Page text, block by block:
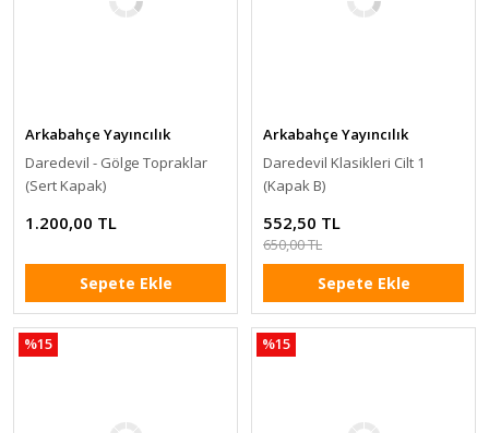
Arkabahçe Yayıncılık
Daredevil - Gölge Topraklar
(Sert Kapak)
1.200,00 TL
Sepete Ekle
Arkabahçe Yayıncılık
Daredevil Klasikleri Cilt 1
(Kapak B)
552,50 TL
650,00 TL
Sepete Ekle
%15 %15